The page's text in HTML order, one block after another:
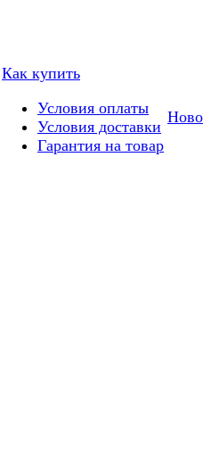
Как купить
Условия оплаты
Условия доставки
Гарантия на товар